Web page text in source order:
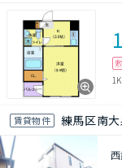
敷
1K
賃貸物件 練馬区南